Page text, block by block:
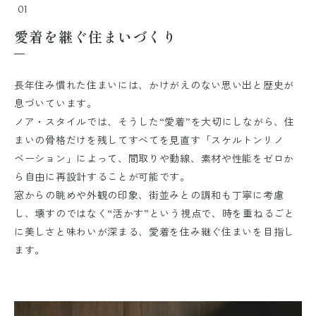
01
愛着を継ぐ住まいづくり
長年住み慣れた住まいには、かけがえのない思い出と歴史が
息づいています。
ノア・スタイルでは、そうした“愛着”を大切にしながら、住
まいの骨格だけを残してすべてを見直す「スケルトンリノ
ベーション」によって、間取りや動線、素材や性能をゼロか
ら自由に再設計することが可能です。
窓からの眺めや外観の印象、街並みとの調和も丁寧に考慮
し、壊すのではなく“活かす”という視点で、時を重ねるごと
に美しさと味わいが深まる、愛着を住み継ぐ住まいを目指し
ます。